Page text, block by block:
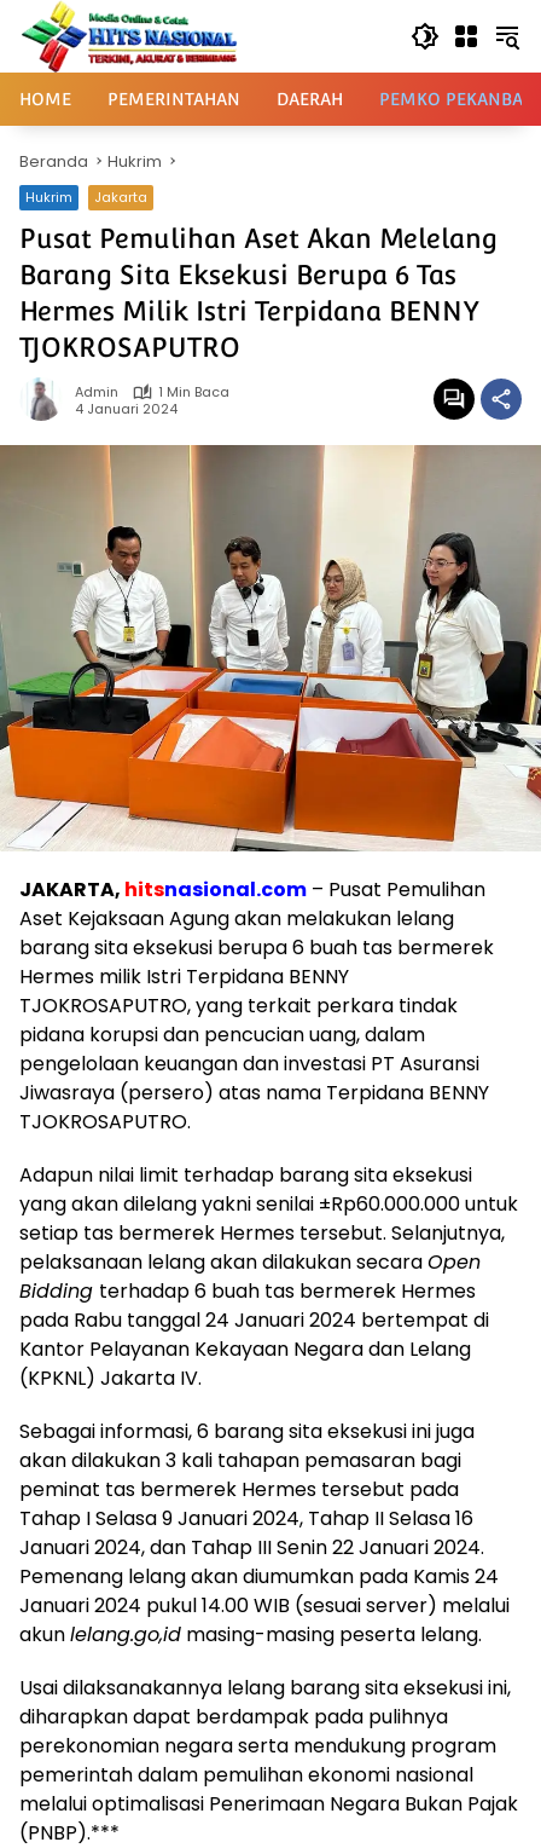
Langsung
konten
HOME PEMERINTAHAN DAERAH PEMKO
Beranda Hukrim
Hukrim Jakarta
Pusat Pemulihan Aset Akan Melelang
Barang Sita Eksekusi Berupa 6 Tas
Hermes Milik Istri Terpidana BENNY
TJOKROSAPUTRO
Admin
1 Min Baca
4 Januari 2024
JAKARTA, hitsnasional.com – Pusat Pemulihan
Aset Kejaksaan Agung akan melakukan lelang
barang sita eksekusi berupa 6 buah tas bermerek
Hermes milik Istri Terpidana BENNY
TJOKROSAPUTRO, yang terkait perkara tindak
pidana korupsi dan pencucian uang, dalam
pengelolaan keuangan dan investasi PT Asuransi
Jiwasraya (persero) atas nama Terpidana BENNY
TJOKROSAPUTRO.
Adapun nilai limit terhadap barang sita eksekusi
yang akan dilelang yakni senilai ±Rp60.000.000 untuk
setiap tas bermerek Hermes tersebut. Selanjutnya,
pelaksanaan lelang akan dilakukan secaraOpen
Bidding terhadap 6 buah tas bermerek Hermes
pada Rabu tanggal 24 Januari 2024 bertempat di
Kantor Pelayanan Kekayaan Negara dan Lelang
(KPKNL) Jakarta IV.
Sebagai informasi, 6 barang sita eksekusi ini juga
akan dilakukan 3 kali tahapan pemasaran bagi
peminat tas bermerek Hermes tersebut pada
Tahap I Selasa 9 Januari 2024, Tahap II Selasa 16
Januari 2024, dan Tahap III Senin 22 Januari 2024.
Pemenang lelang akan diumumkan pada Kamis 24
Januari 2024 pukul 14.00 WIB (sesuai server) melalui
akunlelang.go,id masing-masing peserta lelang.
Usai dilaksanakannya lelang barang sita eksekusi ini,
diharapkan dapat berdampak pada pulihnya
perekonomian negara serta mendukung program
pemerintah dalam pemulihan ekonomi nasional
melalui optimalisasi Penerimaan Negara Bukan Pajak
(PNBP).***